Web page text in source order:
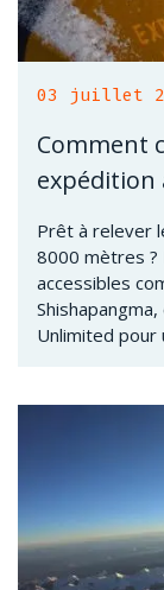
03 juillet
Comment
expédition
Prêt à relever
8000 mètres ?
accessibles
Unlimited pour